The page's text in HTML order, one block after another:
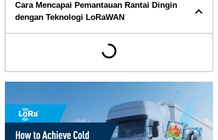
Cara Mencapai Pemantauan Rantai Dingin
dengan Teknologi LoRaWAN